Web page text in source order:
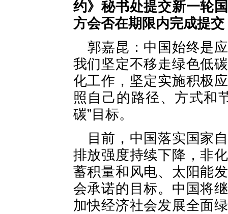
约》秘书处提交新一轮
方会否在期限内完成提交
郭嘉昆：中国始终是
我们坚定不移走绿色低
化工作，坚定实施积极
照自己的路径、方式和
碳”目标。
目前，中国落实国家
排放强度持续下降，非
蓄积量和风电、太阳能
会承诺的目标。中国将
加快经济社会发展全面